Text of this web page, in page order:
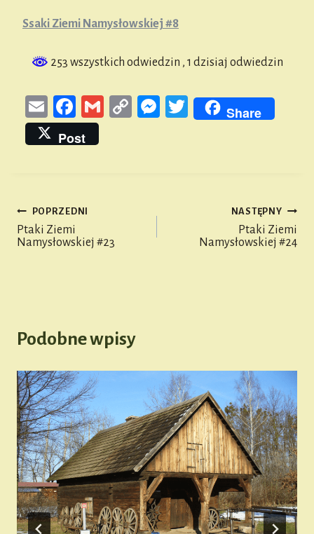
Ssaki Ziemi Namysłowskiej #8
253 wszystkich odwiedzin , 1 dzisiaj odwiedzin
E
m
ail
Fa
ce
bo
G
Co
M
T
Share
Post
Nawigacja
wpisu
POPRZEDNI
Ptaki Ziemi
Namysłowskiej #23
NASTĘPNY
Ptaki Ziemi
Namysłowskiej #24
Podobne wpisy